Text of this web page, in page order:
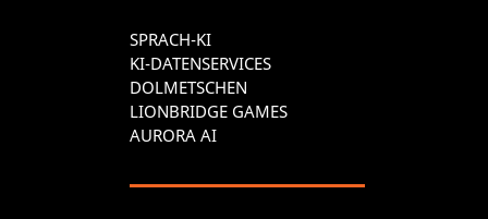
SPRACH-KI
KI-DATENSERVICES
DOLMETSCHEN
LIONBRIDGE GAMES
AURORA AI